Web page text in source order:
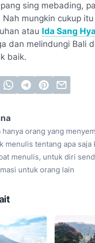
sing mebading,
Nah mungkin cukup
atau Ida Sang
dan melindungi Bali
baik.
hanya orang yang
menulis tentang apa saja
menulis, untuk diri
untuk orang lain